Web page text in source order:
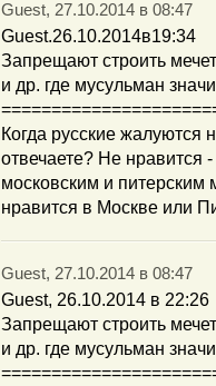
Guest, 27.10.2014 в 08:47
Guest.26.10.2014в19:34
Запрещают строить
и др. где мусульман
Когда русские жалуются
отвечаете? Не нравится
московским и
нравится в Москве или
Guest, 27.10.2014 в 08:47
Guest, 26.10.2014 в 22:26
Запрещают строить
и др. где мусульман